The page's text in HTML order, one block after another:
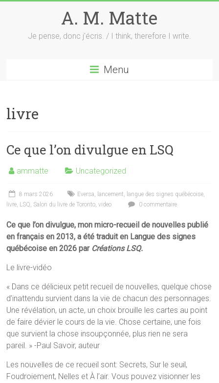
A. M. Matte
Je pense, donc j'écris. / I think, therefore I write.
Menu
livre
Ce que l’on divulgue en LSQ
ammatte Uncategorized
8 mars 2026 Eversa, lancement, langue des signes québécoise,
livre, LSQ, Salon du livre de Toronto,video 0 commentaire
Ce que l’on divulgue, mon micro-recueil de nouvelles publié
en français en 2013, a été traduit en Langue des signes
québécoise en 2026 par Créations LSQ.
Le livre-vidéo
« Dans ce délicieux petit recueil de nouvelles, quelque chose
d’inattendu survient dans la vie de chacun des personnages.
Une révélation, un acte, un choix brouille les cartes au point
de faire dévier le cours de la vie. Chose certaine, une fois
que survient la chose insoupçonnée, plus rien ne sera
pareil. » -Paul Savoir, auteur
Les nouvelles de ce recueil sont: Secrets, Sur le seuil,
Foudroiement, Nelles et À l’air. Vous pouvez visionner les